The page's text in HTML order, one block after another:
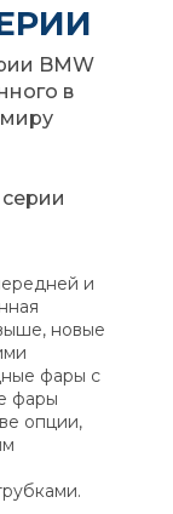
BMW
в
миру
и
новые
фары с
фары
опции,